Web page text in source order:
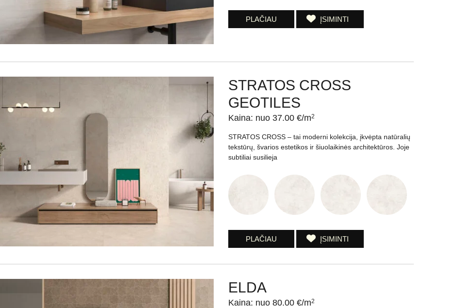
PLAČIAU ĮSIMINTI
STRATOS CROSS
GEOTILES
Kaina: nuo 37.00 €/m2
STRATOS CROSS – tai moderni kolekcija, įkvėpta natūralių
tekstūrų, švarios estetikos ir šiuolaikinės architektūros. Joje
subtiliai susilieja
PLAČIAU ĮSIMINTI
ELDA
Kaina: nuo 80.00 €/m2